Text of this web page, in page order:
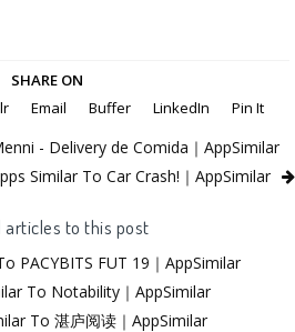
SHARE ON
Email Buffer LinkedIn Pin It
- Delivery de Comida｜AppSimilar
Similar To Car Crash!｜AppSimilar
articles to this post
PACYBITS FUT 19｜AppSimilar
To Notability｜AppSimilar
To 湛庐阅读｜AppSimilar